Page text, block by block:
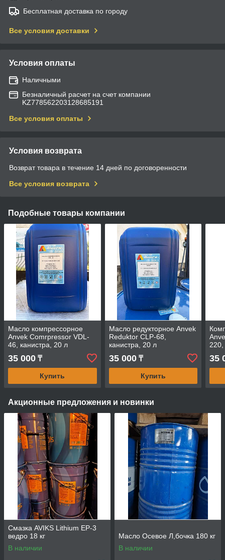
Бесплатная доставка по городу
Все условия доставки
Условия оплаты
Наличными
Безналичный расчет на счет компании
KZ778562203128685191
Все условия оплаты
Условия возврата
Возврат товара в течение 14 дней по договоренности
Все условия возврата
Подобные товары компании
Масло компрессорное
Anvek Comrpressor VDL-
46, канистра, 20 л
35 000 ₸
Купить
Масло редукторное Anvek
Reduktor CLP-68,
канистра, 20 л
35 000₸
Купить
220,
35
Акционные предложения и новинки
Смазка AVIKS Lithium EP-3
ведро 18 кг
В наличии
Масло Осевое Л,бочка 180 кг
В наличии